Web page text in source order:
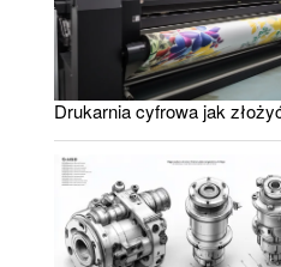
Drukarnia cyfrowa jak